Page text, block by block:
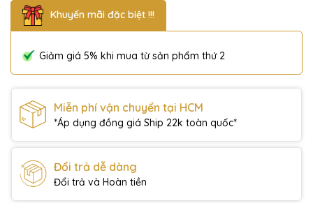
Khuyến mãi đặc biệt !!!
Giảm giá 5% khi mua từ sản phẩm thứ 2
Miễn phí vận chuyển tại HCM
*Áp dụng đồng giá Ship 22k toàn quốc*
Đổi trả dễ dàng
Đổi trả và Hoàn tiền